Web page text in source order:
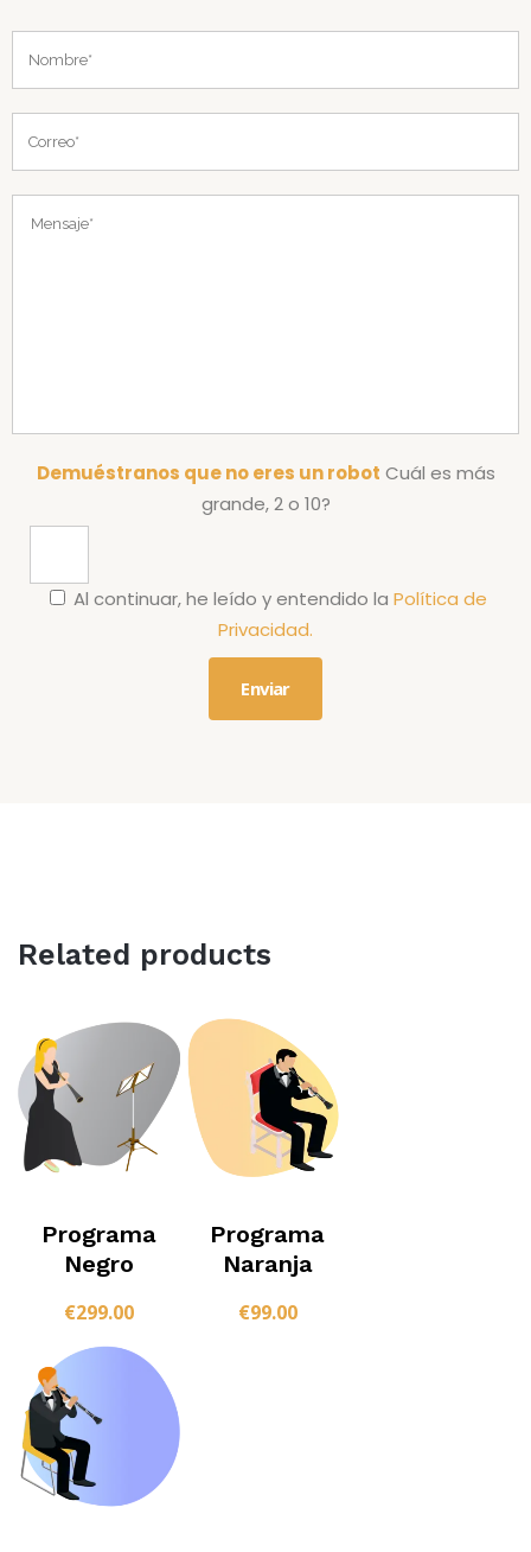
Demuéstranos que no eres un robot Cuál es más
grande, 2 o 10?
Al continuar, he leído y entendido la Política de
Privacidad.
Related products
Programa
Negro
€299.00
Programa
Naranja
€99.00